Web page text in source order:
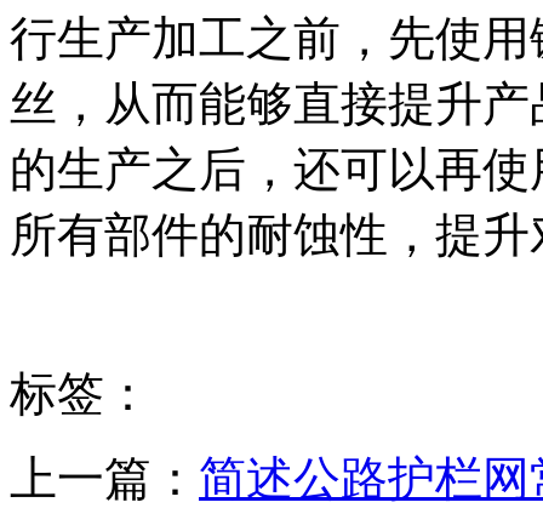
行生产加工之前，先使
丝，从而能够直接提升
的生产之后，还可以再
所有部件的耐蚀性，提
标签：
上一篇： 简述公路护栏